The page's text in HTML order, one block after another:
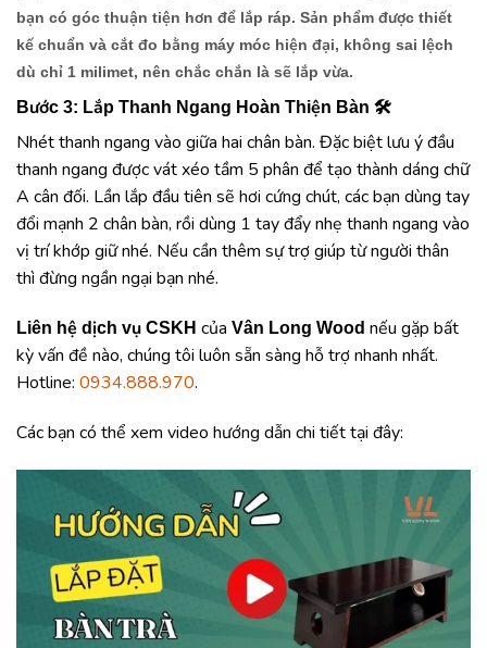
bạn có góc thuận tiện hơn để lắp ráp. Sản phẩm được thiết
kế chuẩn và cắt đo bằng máy móc hiện đại, không sai lệch
dù chỉ 1 milimet, nên chắc chắn là sẽ lắp vừa.
Bước 3: Lắp Thanh Ngang Hoàn Thiện Bàn 🛠️
Nhét thanh ngang vào giữa hai chân bàn. Đặc biệt lưu ý đầu
thanh ngang được vát xéo tầm 5 phân để tạo thành dáng chữ
A cân đối. Lần lắp đầu tiên sẽ hơi cứng chút, các bạn dùng tay
đổi mạnh 2 chân bàn, rồi dùng 1 tay đẩy nhẹ thanh ngang vào
vị trí khớp giữ nhé. Nếu cần thêm sự trợ giúp từ người thân
thì đừng ngần ngại bạn nhé.
Liên hệ dịch vụ CSKH của Vân Long Wood nếu gặp bất
kỳ vấn đề nào, chúng tôi luôn sẵn sàng hỗ trợ nhanh nhất.
Hotline: 0934.888.970.
Các bạn có thể xem video hướng dẫn chi tiết tại đây: